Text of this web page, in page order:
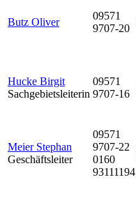
Butz Oliver
09571
9707-20
Hucke Birgit
Sachgebietsleiterin
09571
9707-16
Meier Stephan
Geschäftsleiter
09571
9707-22
0160
93111194